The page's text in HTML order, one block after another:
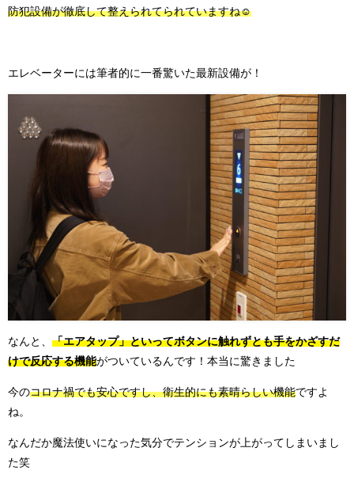
防犯設備が徹底して整えられてられていますね☺
エレベーターには筆者的に一番驚いた最新設備が！
なんと、 「エアタップ」といってボタンに触れずとも手をかざすだ
けで反応する機能がついているんです！本当に驚きました
今のコロナ禍でも安心ですし、衛生的にも素晴らしい機能ですよ
ね。
なんだか魔法使いになった気分でテンションが上がってしまいまし
た笑